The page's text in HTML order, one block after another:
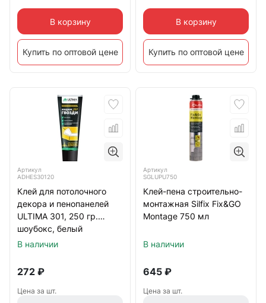
В корзину
Купить по оптовой цене
В корзину
Купить по оптовой цене
Артикул
ADHES30120
Клей для потолочного
декора и пенопанелей
ULTIMA 301, 250 гр.
шоубокс, белый
В наличии
272 ₽
Цена за шт.
Артикул
SGLUPU750
Клей-пена строительно-
монтажная Silfix Fix&GO
Montage 750 мл
В наличии
645 ₽
Цена за шт.